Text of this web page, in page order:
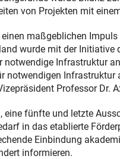
von Projekten mit
maßgeblichen
wurde mit der
Infrastruktur
notwendigen
Professor Dr.
eine fünfte und letzte
in das etablierte
Einbindung
informieren.